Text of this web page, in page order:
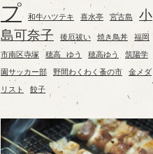
プ
和牛ハツテキ 喜水亭 宮古島
小
島可奈子
後厄祓い 焼き鳥丼 福岡
市南区寺塚 穂高 ゆう 穂高ゆう 筑陽学
園サッカー部 野間わくわく蚤の市 金メダ
リスト 餃子